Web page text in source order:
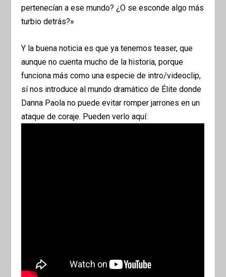
pertenecían a ese mundo? ¿O se esconde algo más
turbio detrás?»
Y la buena noticia es que ya tenemos teaser, que
aunque no cuenta mucho de la historia, porque
funciona más como una especie de intro/videoclip,
sí nos introduce al mundo dramático de Élite donde
Danna Paola no puede evitar romper jarrones en un
ataque de coraje. Pueden verlo aquí: